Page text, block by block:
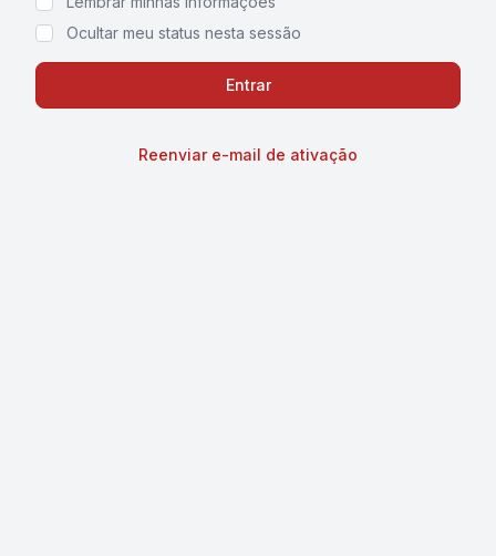
Ocultar meu status nesta sessão
Reenviar e-mail de ativação